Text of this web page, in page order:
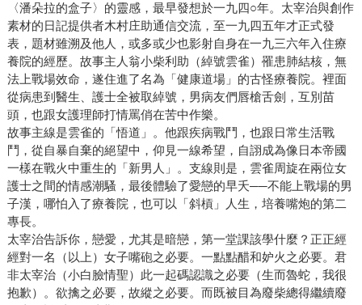
〈潘朵拉的盒子〉的靈感，最早發想於一九四○年。太宰治與創作
素材的日記提供者木村庄助通信交流，至一九四五年才正式發
表，題材雖溯及他人，或多或少也影射自身在一九三六年入住療
養院的經歷。故事主人翁小柴利助（綽號雲雀）罹患肺結核，無
法上戰場效命，遂住進了名為「健康道場」的古怪療養院。裡面
從病患到醫生、護士全被取綽號，男病友們唇槍舌劍，互別苗
頭，也跟女護理師打情罵俏在苦中作樂。
故事主線是雲雀的「悟道」。他跟疾病戰鬥，也跟日常生活戰
鬥，從自暴自棄的絕望中，仰見一線希望，自詡成為像日本帝國
一樣在戰火中重生的「新男人」。支線則是，雲雀周旋在兩位女
護士之間的情感潮騷，最後體驗了愛戀的早夭──不能上戰場的男
子漢，哪怕入了療養院，也可以「斜槓」人生，培養嘴炮的第二
專長。
太宰治告訴你，戀愛，尤其是暗戀，第一堂課該學什麼？正正經
經對一名（以上）女子嘴砲之必要。一點點醋和妒火之必要。君
非太宰治（小白臉情聖）此一起碼認識之必要（生而魯蛇，我很
抱歉）。欲擒之必要，故縱之必要。而既被目為廢柴總得繼續廢